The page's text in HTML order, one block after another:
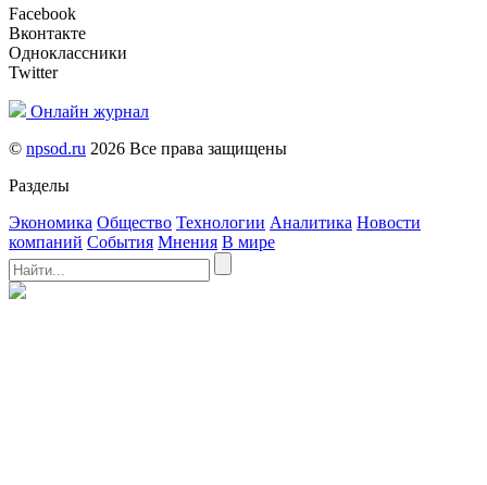
Facebook
Вконтакте
Одноклассники
Twitter
Онлайн журнал
© npsod.ru 2026 Все права защищены
Разделы
Экономика Общество Технологии Аналитика Новости
компаний События Мнения В мире